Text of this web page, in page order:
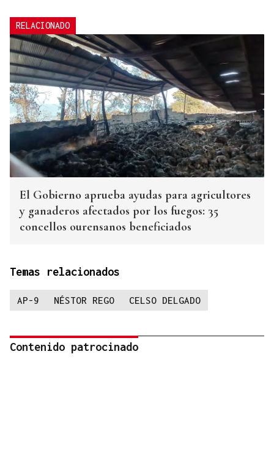
RELACIONADO
El Gobierno aprueba ayudas para agricultores
y ganaderos afectados por los fuegos: 35
concellos ourensanos beneficiados
Temas relacionados
AP-9 NÉSTOR REGO CELSO DELGADO
Contenido patrocinado